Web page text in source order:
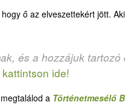
ő az elveszettekért jött.
és a hozzájuk
ide!
a Történetmesélő